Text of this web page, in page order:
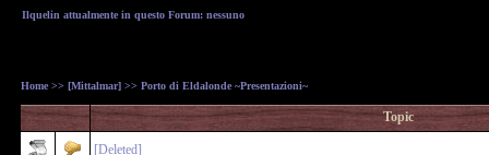
Ilquelin attualmente in questo Forum: nessuno
Home >> [Mittalmar] >> Porto di Eldalonde ~Presentazioni~
Topic
[Deleted]